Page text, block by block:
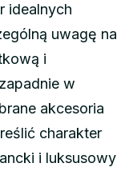
idealnych
uwagę na
i
w
akcesoria
charakter
i luksusowy